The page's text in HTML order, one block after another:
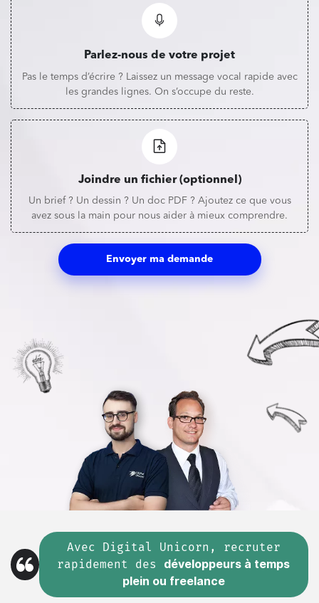
Parlez-nous de votre projet
Pas le temps d’écrire ? Laissez un message vocal rapide avec
les grandes lignes. On s’occupe du reste.
Joindre un fichier (optionnel)
Un brief ? Un dessin ? Un doc PDF ? Ajoutez ce que vous
avez sous la main pour nous aider à mieux comprendre.
Envoyer ma demande
Avec Digital Unicorn, recruter
rapidement des développeurs à temps
plein ou freelance